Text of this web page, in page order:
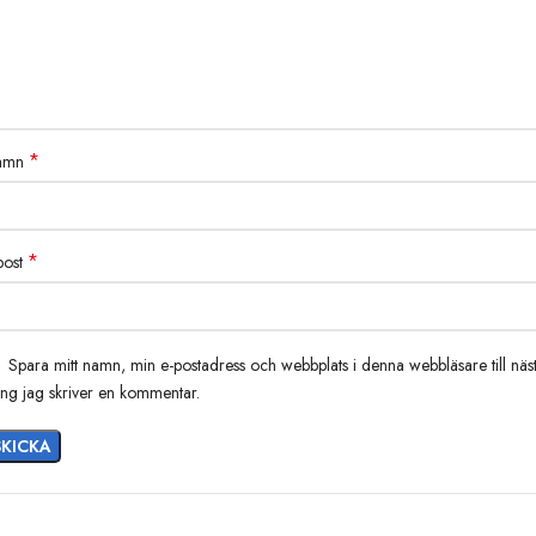
*
*
Spara mitt namn, min e-postadress och webbplats i denna webbläsare till
jag skriver en kommentar.